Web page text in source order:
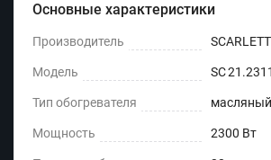
Основные характеристики
Производитель SCARLETT
Модель SC
Тип обогревателя
Мощность 2300 Вт